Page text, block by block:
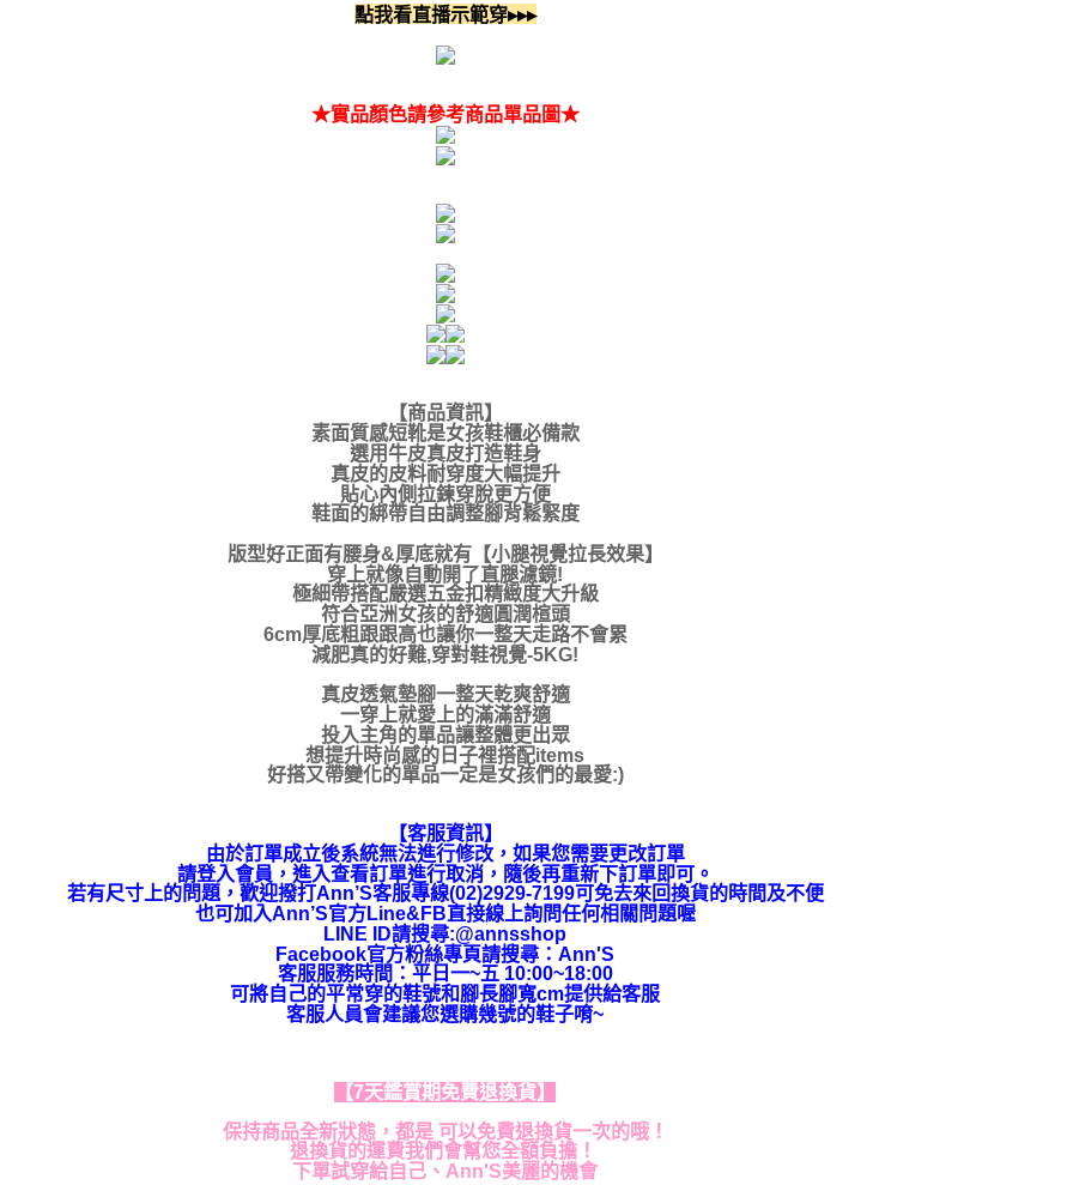
點我看直播示範穿▸▸▸
★實品顏色請參考商品單品圖★
【商品資訊】
素面質感短靴是女孩鞋櫃必備款
選用牛皮真皮打造鞋身
真皮的皮料耐穿度大幅提升
貼心內側拉鍊穿脫更方便
鞋面的綁帶自由調整腳背鬆緊度
版型好正面有腰身&厚底就有【小腿視覺拉長效果】
穿上就像自動開了直腿濾鏡!
極細帶搭配嚴選五金扣精緻度大升級
符合亞洲女孩的舒適圓潤楦頭
6cm厚底粗跟跟高也讓你一整天走路不會累
減肥真的好難,穿對鞋視覺-5KG!
真皮透氣墊腳一整天乾爽舒適
一穿上就愛上的滿滿舒適
投入主角的單品讓整體更出眾
想提升時尚感的日子裡搭配items
好搭又帶變化的單品一定是女孩們的最愛:)
【客服資訊】
由於訂單成立後系統無法進行修改，如果您需要更改訂單
請登入會員，進入查看訂單進行取消，隨後再重新下訂單即可。
若有尺寸上的問題，歡迎撥打Ann’S客服專線(02)2929-7199可免去來回換貨的時間及不便
也可加入Ann’S官方Line&FB直接線上詢問任何相關問題喔
LINE ID請搜尋:@annsshop
Facebook官方粉絲專頁請搜尋：Ann'S
客服服務時間：平日一~五 10:00~18:00
可將自己的平常穿的鞋號和腳長腳寬cm提供給客服
客服人員會建議您選購幾號的鞋子唷~
【7天鑑賞期免費退換貨】
保持商品全新狀態，都是 可以免費退換貨一次的哦！
退換貨的運費我們會幫您全額負擔！
下單試穿給自己、Ann'S美麗的機會